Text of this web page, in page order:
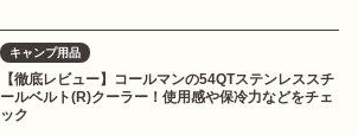
キャンプ用品
【徹底レビュー】コールマンの54QTステンレススチ
ールベルト(R)クーラー！使用感や保冷力などをチェ
ック